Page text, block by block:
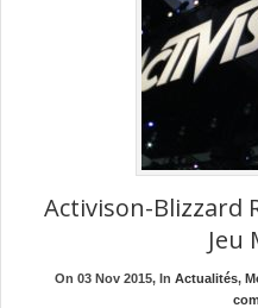
Activison-Blizzard
Jeu
On 03 Nov 2015, In Actualités,